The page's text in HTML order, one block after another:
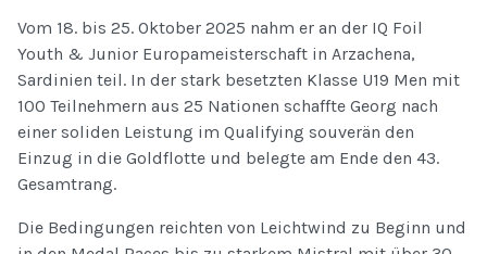
Vom 18. bis 25. Oktober 2025 nahm er an der IQ Foil
Youth & Junior Europameisterschaft in Arzachena,
Sardinien teil. In der stark besetzten Klasse U19 Men mit
100 Teilnehmern aus 25 Nationen schaffte Georg nach
einer soliden Leistung im Qualifying souverän den
Einzug in die Goldflotte und belegte am Ende den 43.
Gesamtrang.
Die Bedingungen reichten von Leichtwind zu Beginn und